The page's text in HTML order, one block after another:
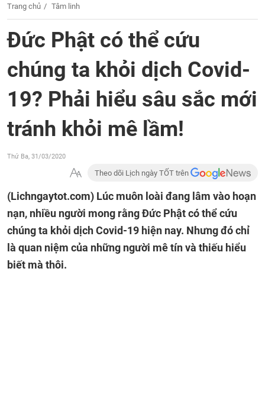
Trang chủ Tâm linh
Đức Phật có thể cứu
chúng ta khỏi dịch Covid-
19? Phải hiểu sâu sắc mới
tránh khỏi mê lầm!
Thứ Ba, 31/03/2020
Theo dõi Lịch ngày TỐT trên
(Lichngaytot.com) Lúc muôn loài đang lâm vào hoạn
nạn, nhiều người mong rằng Đức Phật có thể cứu
chúng ta khỏi dịch Covid-19 hiện nay. Nhưng đó chỉ
là quan niệm của những người mê tín và thiếu hiểu
biết mà thôi.